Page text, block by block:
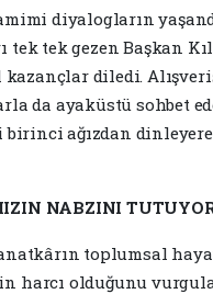
diyalogların
tek tek gezen Başkan
kazançlar diledi.
da ayaküstü sohbet
ağızdan
NABZINI
toplumsal
harcı olduğunu